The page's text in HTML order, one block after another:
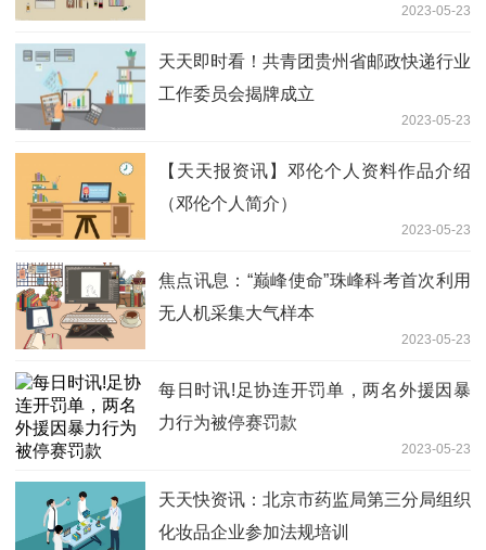
2023-05-23
天天即时看！共青团贵州省邮政快递行业
工作委员会揭牌成立
2023-05-23
【天天报资讯】邓伦个人资料作品介绍
（邓伦个人简介）
2023-05-23
焦点讯息：“巅峰使命”珠峰科考首次利用
无人机采集大气样本
2023-05-23
每日时讯!足协连开罚单，两名外援因暴
力行为被停赛罚款
2023-05-23
天天快资讯：北京市药监局第三分局组织
化妆品企业参加法规培训